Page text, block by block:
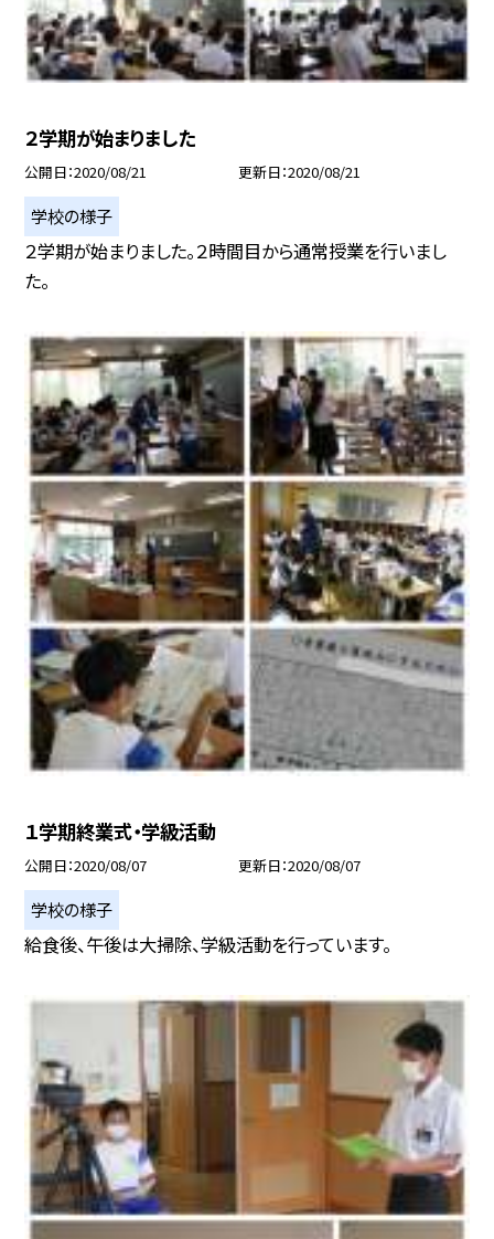
２学期が始まりました
公開日 2020/08/21 更新日 2020/08/21
学校の様子
２学期が始まりました。２時間目から通常授業を行いまし
た。
１学期終業式・学級活動
公開日 2020/08/07 更新日 2020/08/07
学校の様子
給食後、午後は大掃除、学級活動を行っています。